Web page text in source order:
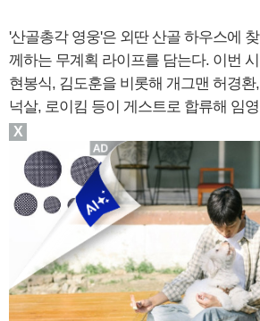
'산골총각 영웅'은 외딴 산골 하우스에
께하는 무계획 라이프를 담는다. 이번
현봉식, 김도훈을 비롯해 개그맨 허경
넉살, 로이킴 등이 게스트로 합류해 임
X